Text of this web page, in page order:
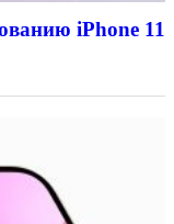
iPhone 11